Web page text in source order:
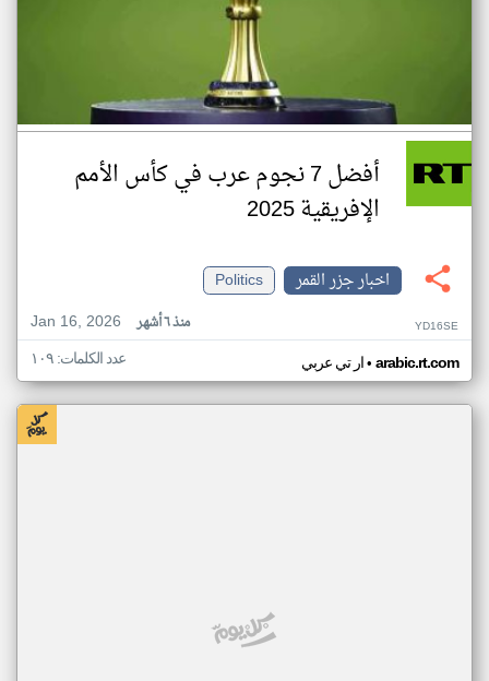
أفضل 7 نجوم عرب في كأس الأمم
الإفريقية 2025
اخبار جزر القمر
Politics
Jan 16, 2026
منذ ٦ أشهر YD16SE
ار تي عربي• arabic.rt.com عدد الكلمات: ١٠٩